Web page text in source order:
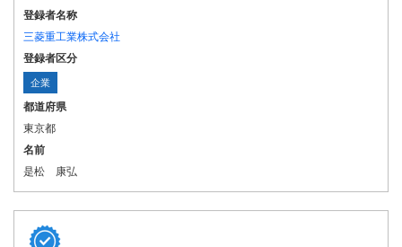
登録者名称
三菱重工業株式会社
登録者区分
企業
都道府県
東京都
名前
是松 康弘